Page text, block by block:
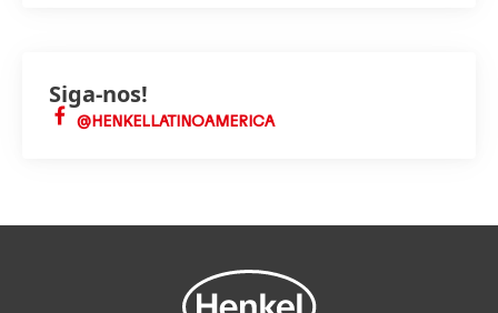
Siga-nos!
@HENKELLATINOAMERICA